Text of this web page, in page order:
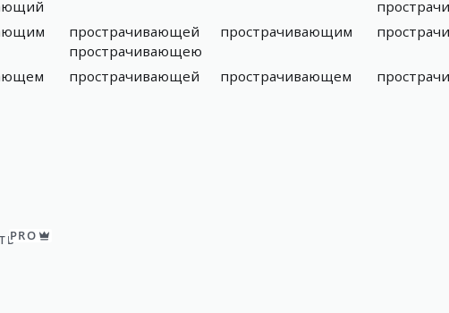
прострачивающей
прострачивающею
прострачивающим
прострачивающей прострачивающем
PRO